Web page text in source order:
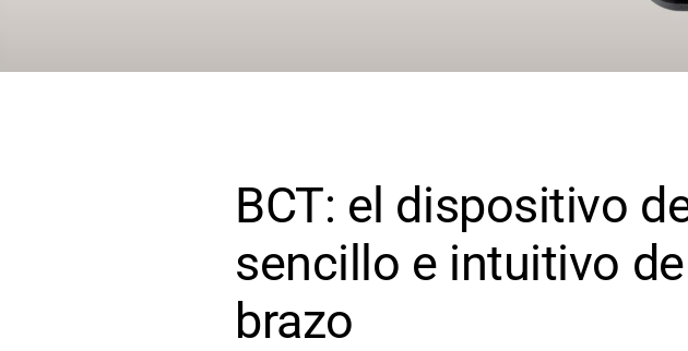
BCT: el dispositivo
sencillo e intuitivo
brazo